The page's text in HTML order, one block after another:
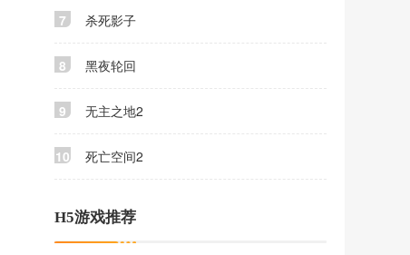
7 杀死影子
8 黑夜轮回
9 无主之地2
10 死亡空间2
H5游戏推荐